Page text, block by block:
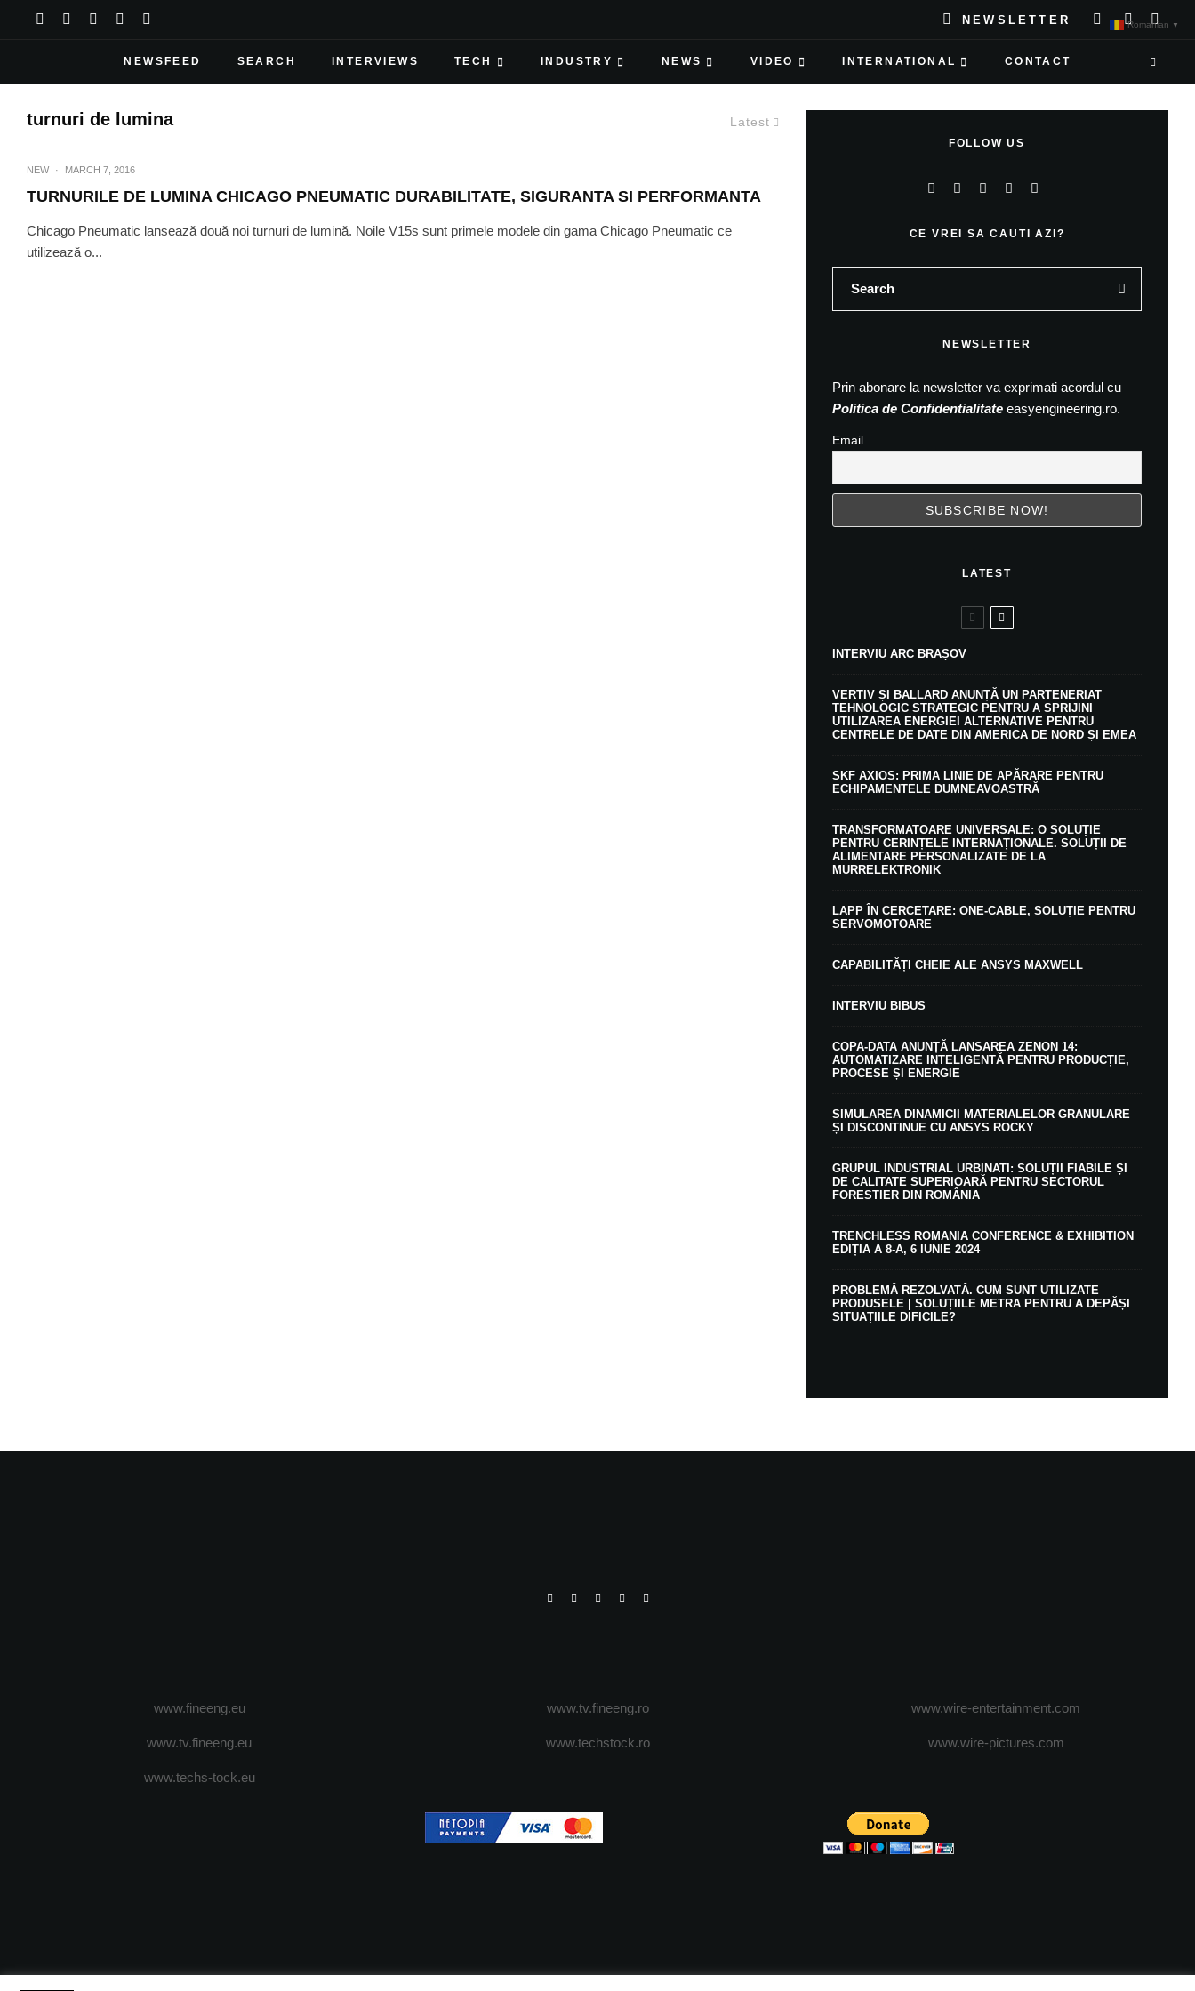
NEWSLETTER
NEWSFEED SEARCH INTERVIEWS TECH INDUSTRY NEWS VIDEO INTERNATIONAL CONTACT
Latest
turnuri de lumina
NEW · MARCH 7, 2016
TURNURILE DE LUMINA CHICAGO PNEUMATIC DURABILITATE, SIGURANTA SI PERFORMANTA
Chicago Pneumatic lansează două noi turnuri de lumină. Noile V15s sunt primele modele din gama Chicago Pneumatic ce
utilizează o...
FOLLOW US
CE VREI SA CAUTI AZI?
NEWSLETTER
Prin abonare la newsletter va exprimati acordul cu
Politica de Confidentialitate easyengineering.ro.
Email
LATEST
INTERVIU ARC BRAȘOV
VERTIV ȘI BALLARD ANUNȚĂ UN PARTENERIAT
TEHNOLOGIC STRATEGIC PENTRU A SPRIJINI
UTILIZAREA ENERGIEI ALTERNATIVE PENTRU
CENTRELE DE DATE DIN AMERICA DE NORD ȘI EMEA
SKF AXIOS: PRIMA LINIE DE APĂRARE PENTRU
ECHIPAMENTELE DUMNEAVOASTRĂ
TRANSFORMATOARE UNIVERSALE: O SOLUȚIE
PENTRU CERINȚELE INTERNAȚIONALE. SOLUȚII DE
ALIMENTARE PERSONALIZATE DE LA
MURRELEKTRONIK
LAPP ÎN CERCETARE: ONE-CABLE, SOLUȚIE PENTRU
SERVOMOTOARE
CAPABILITĂȚI CHEIE ALE ANSYS MAXWELL
INTERVIU BIBUS
COPA-DATA ANUNȚĂ LANSAREA ZENON 14:
AUTOMATIZARE INTELIGENTĂ PENTRU PRODUCȚIE,
PROCESE ȘI ENERGIE
SIMULAREA DINAMICII MATERIALELOR GRANULARE
ȘI DISCONTINUE CU ANSYS ROCKY
GRUPUL INDUSTRIAL URBINATI: SOLUȚII FIABILE ȘI
DE CALITATE SUPERIOARĂ PENTRU SECTORUL
FORESTIER DIN ROMÂNIA
TRENCHLESS ROMANIA CONFERENCE & EXHIBITION
EDIȚIA A 8-A, 6 IUNIE 2024
PROBLEMĂ REZOLVATĂ. CUM SUNT UTILIZATE
PRODUSELE | SOLUȚIILE METRA PENTRU A DEPĂȘI
SITUAȚIILE DIFICILE?
www.fineeng.eu
www.tv.fineeng.eu
www.techs-tock.eu
www.tv.fineeng.ro
www.techstock.ro
www.wire-entertainment.com
www.wire-pictures.com
Romanian ▼